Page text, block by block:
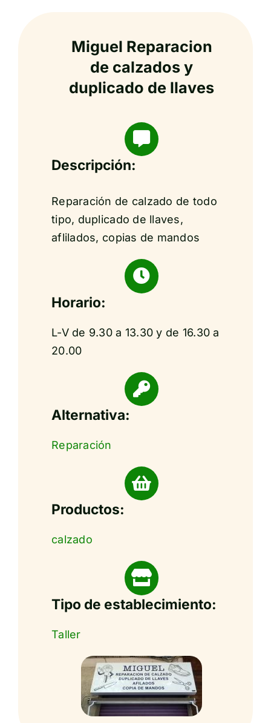
Miguel Reparacion
de calzados y
duplicado de llaves
Descripción:
Reparación de calzado de todo
tipo, duplicado de llaves,
aflilados, copias de mandos
Horario:
L-V de 9.30 a 13.30 y de 16.30 a
20.00
Alternativa:
Reparación
Productos:
calzado
Tipo de establecimiento:
Taller